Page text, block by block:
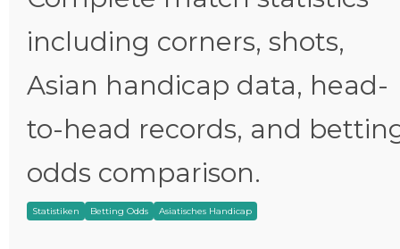
including corners, shots,
Asian handicap data, head-
to-head records, and
odds comparison.
Statistiken Betting Odds Asiatisches Handicap